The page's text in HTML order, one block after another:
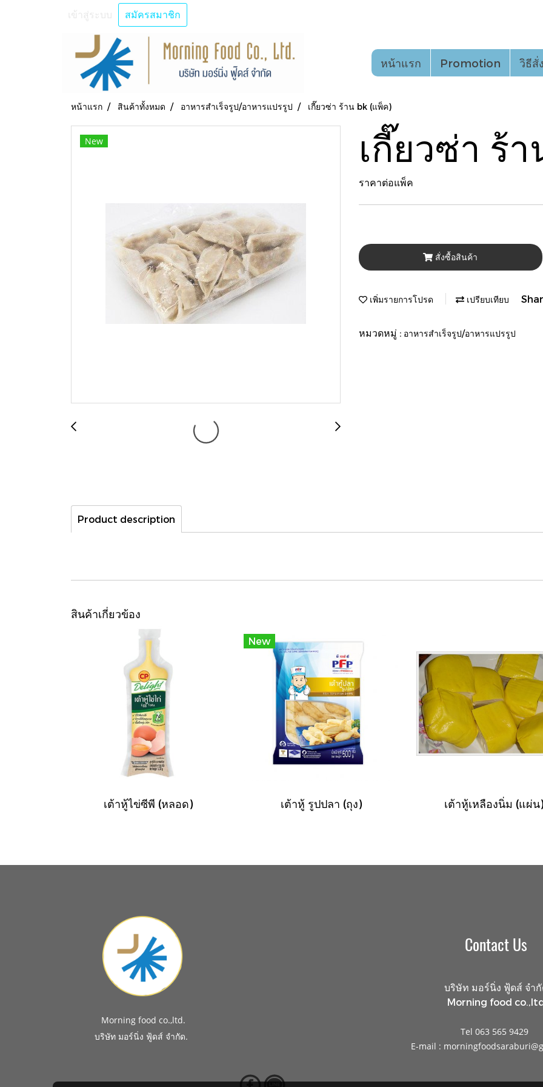
สมัครสมาชิก
หน้าแรก Promotion วิธีสั่
หน้าแรก สินค้าทั้งหมด อาหารสำเร็จรูป/อาหารแปรรูป เกี๊ยวซ่า ร้าน bk (แพ็ค)
New เกี๊ยวซ่า ร้
ราคาต่อแพ็ค
สั่งซื้อสินค้า
เพิ่มรายการโปรด เปรียบเทียบ
หมวดหมู่ : อาหารสำเร็จรูป/อาหารแปรรูป
Product description
สินค้าเกี่ยวข้อง
เต้าหู้ไข่ซีพี (หลอด)
New
เต้าหู้ รูปปลา (ถุง) เต้าหู้เหลืองนิ่ม (แผ่น)
Morning food co.,ltd.
บริษัท มอร์นิ่ง ฟู้ดส์ จำกัด
Contact Us
บริษัท มอร์นิ่ง ฟู้ดส์ จำ
Morning food
Tel 063 565 9429
E-mail :